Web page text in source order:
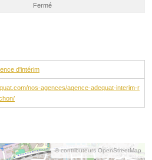
Fermé
d'intérim
nos-agences/agence-adequat-interim-r
© contributeurs OpenStreetMap